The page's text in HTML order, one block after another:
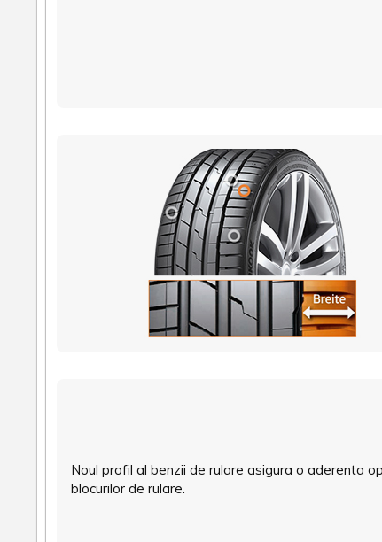
Noul profil al benzii de rulare asigura o aderenta
blocurilor de rulare.